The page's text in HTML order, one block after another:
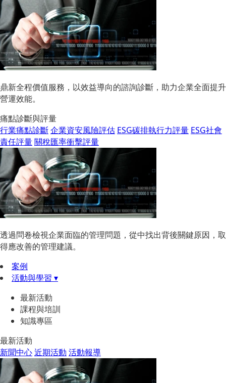
鼎新全程價值服務，以效益導向的諮詢診斷，助力企業全面提升
營運效能。
痛點診斷與評量
行業痛點診斷企業資安風險評估 ESG碳排執行力評量 ESG社會
責任評量關稅匯率衝擊評量
透過問卷檢視企業面臨的管理問題，從中找出背後關鍵原因，取
得應改善的管理建議。
案例
活動與學習 ▾
最新活動
課程與培訓
知識專區
最新活動
新聞中心近期活動 活動報導